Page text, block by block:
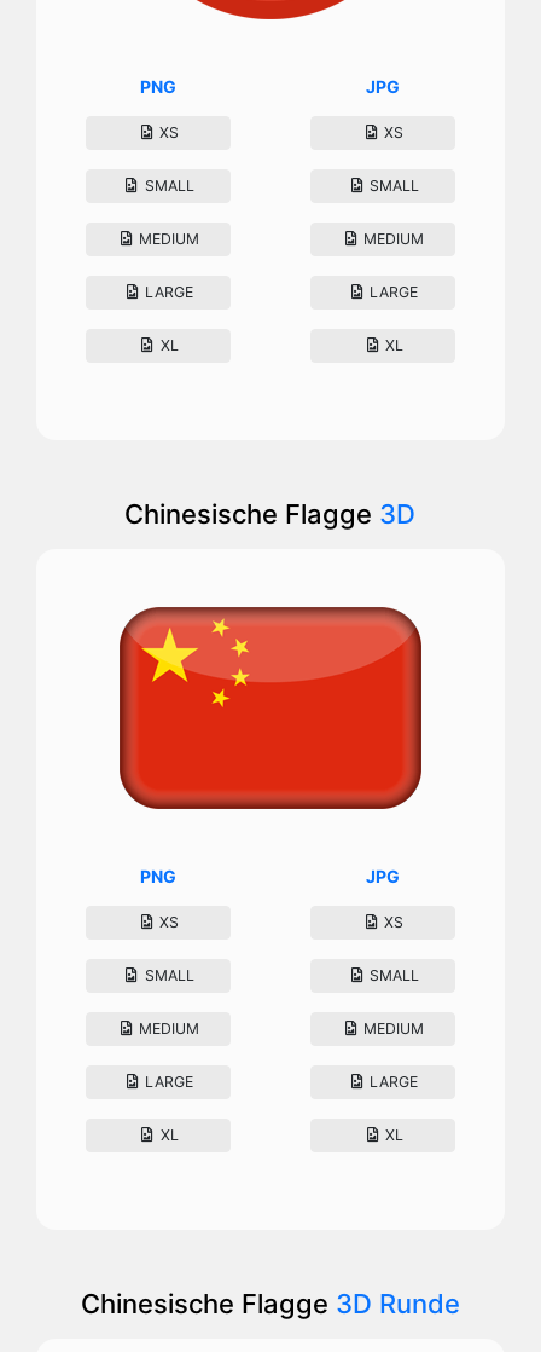
PNG
XS
SMALL
MEDIUM
LARGE
XL
JPG
XS
SMALL
MEDIUM
LARGE
XL
Chinesische Flagge 3D
PNG
XS
SMALL
MEDIUM
LARGE
XL
JPG
XS
SMALL
MEDIUM
LARGE
XL
Chinesische Flagge 3D Runde